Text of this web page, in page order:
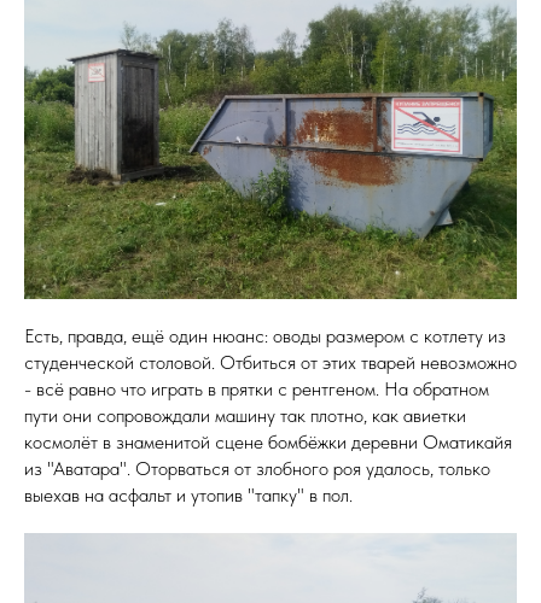
Есть, правда, ещё один нюанс: оводы размером с котлету из
студенческой столовой. Отбиться от этих тварей невозможно
- всё равно что играть в прятки с рентгеном. На обратном
пути они сопровождали машину так плотно, как авиетки
космолёт в знаменитой сцене бомбёжки деревни Оматикайя
из "Аватара". Оторваться от злобного роя удалось, только
выехав на асфальт и утопив "тапку" в пол.